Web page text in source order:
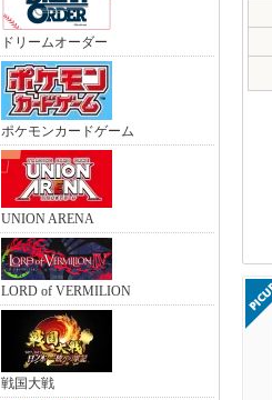
ドリームオーダー
ポケモンカードゲーム
UNION ARENA
LORD of VERMILION
戦国大戦